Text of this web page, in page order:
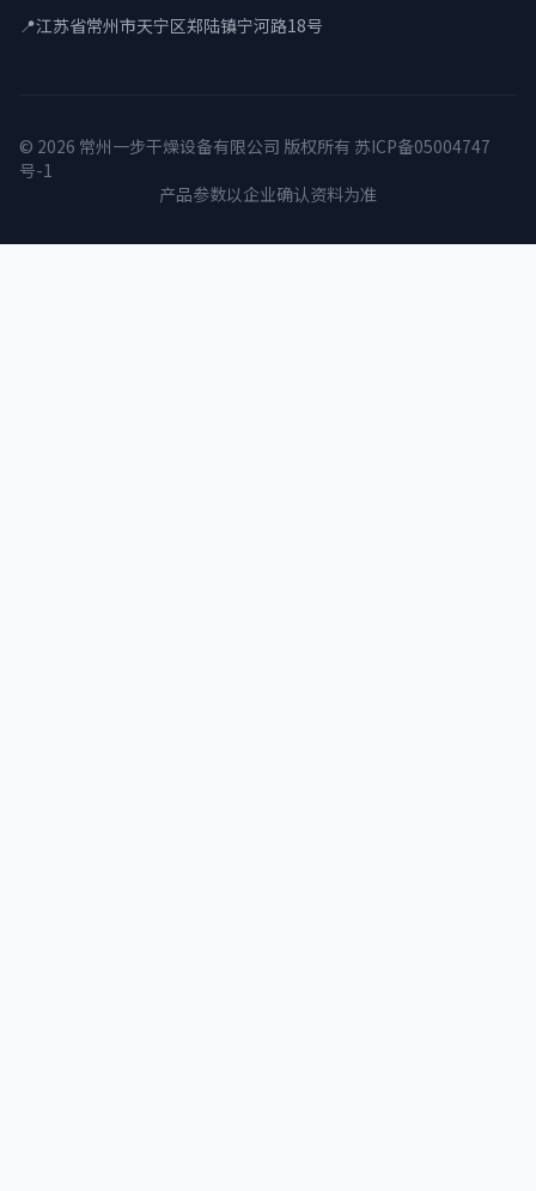
📍江苏省常州市天宁区郑陆镇宁河路18号
© 2026 常州一步干燥设备有限公司 版权所有 苏ICP备05004747
号-1
产品参数以企业确认资料为准